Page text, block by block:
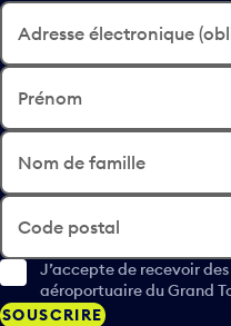
Adresse électronique
Prénom
Nom de famille
Code postal
J’accepte de recevoir
aéroportuaire du Grand
SOUSCRIRE